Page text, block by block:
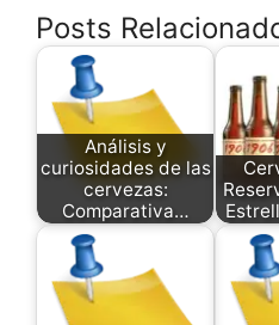
Posts
Análisis y
curiosidades de las
cervezas:
Comparativa…